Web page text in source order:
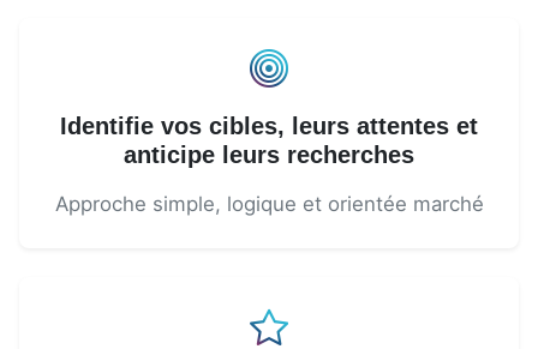
Identifie vos cibles, leurs attentes et
anticipe leurs recherches
Approche simple, logique et orientée marché